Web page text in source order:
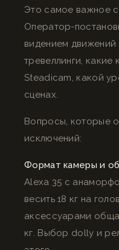
Это самое важное
Оператор-
видением
тревеллинги, какие
Steadicam, какой
сценах.
Вопросы, которые
исключений:
Формат камеры и
Alexa 35 с
весить 18 кг на
аксессуарами
кг. Выбор dolly и